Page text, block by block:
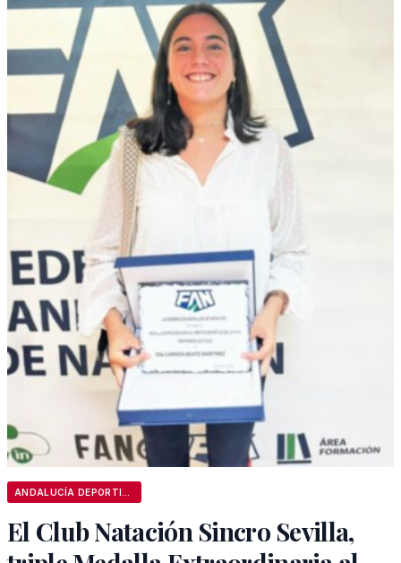
El Club Natación Sincro Sevilla,